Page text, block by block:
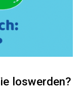
loswerden?